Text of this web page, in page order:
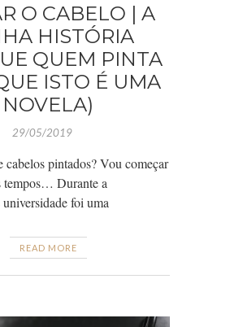
O CABELO | A
HISTÓRIA
QUEM PINTA
ISTO É UMA
NOVELA)
29/05/2019
cabelos pintados? Vou começar
tempos… Durante a
foi uma
READ MORE